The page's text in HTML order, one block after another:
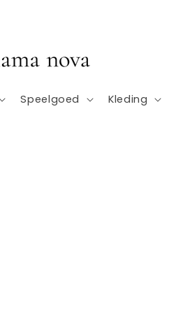
Speelgoed Kleding